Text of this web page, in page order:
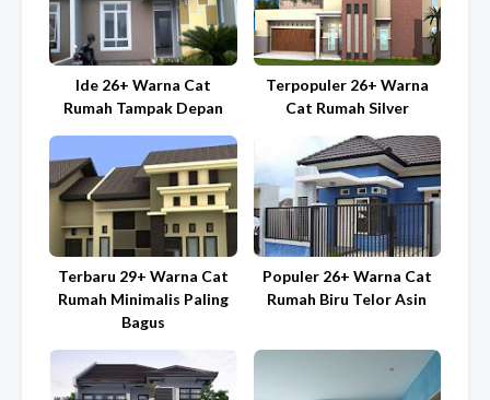
Ide 26+ Warna Cat
Rumah Tampak Depan
Terpopuler 26+ Warna
Cat Rumah Silver
Terbaru 29+ Warna Cat
Rumah Minimalis Paling
Bagus
Populer 26+ Warna Cat
Rumah Biru Telor Asin